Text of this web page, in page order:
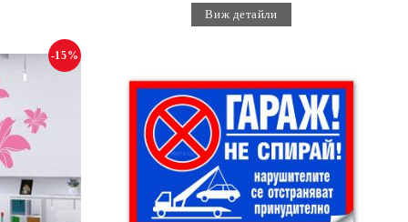
Виж детайли
-15%